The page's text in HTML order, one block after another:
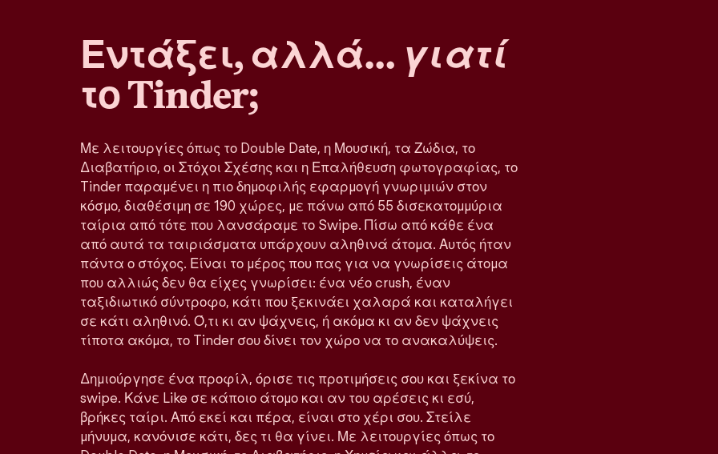
Εντάξει, αλλά…γιατί
το Tinder;
Με λειτουργίες όπως το Double Date, η Μουσική, τα Ζώδια, το
Διαβατήριο, οι Στόχοι Σχέσης και η Επαλήθευση φωτογραφίας, το
Tinder παραμένει η πιο δημοφιλής εφαρμογή γνωριμιών στον
κόσμο, διαθέσιμη σε 190 χώρες, με πάνω από 55 δισεκατομμύρια
ταίρια από τότε που λανσάραμε το Swipe. Πίσω από κάθε ένα
από αυτά τα ταιριάσματα υπάρχουν αληθινά άτομα. Αυτός ήταν
πάντα ο στόχος. Είναι το μέρος που πας για να γνωρίσεις άτομα
που αλλιώς δεν θα είχες γνωρίσει: ένα νέο crush, έναν
ταξιδιωτικό σύντροφο, κάτι που ξεκινάει χαλαρά και καταλήγει
σε κάτι αληθινό. Ό,τι κι αν ψάχνεις, ή ακόμα κι αν δεν ψάχνεις
τίποτα ακόμα, το Tinder σου δίνει τον χώρο να το ανακαλύψεις.
Δημιούργησε ένα προφίλ, όρισε τις προτιμήσεις σου και ξεκίνα το
swipe. Κάνε Like σε κάποιο άτομο και αν του αρέσεις κι εσύ,
βρήκες ταίρι. Από εκεί και πέρα, είναι στο χέρι σου. Στείλε
μήνυμα, κανόνισε κάτι, δες τι θα γίνει. Με λειτουργίες όπως το